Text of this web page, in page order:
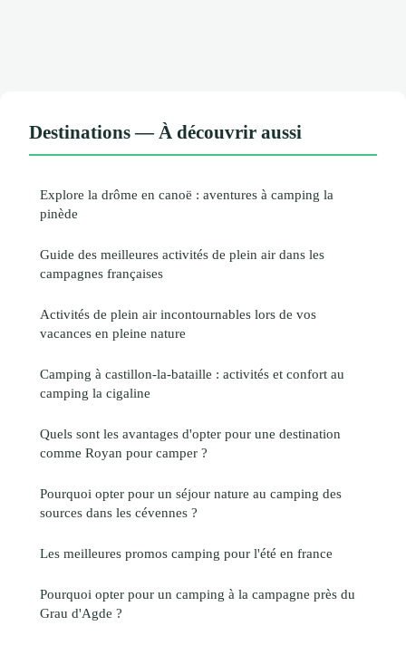
Destinations — À découvrir aussi
Explore la drôme en canoë : aventures à camping la
pinède
Guide des meilleures activités de plein air dans les
campagnes françaises
Activités de plein air incontournables lors de vos
vacances en pleine nature
Camping à castillon-la-bataille : activités et confort au
camping la cigaline
Quels sont les avantages d'opter pour une destination
comme Royan pour camper ?
Pourquoi opter pour un séjour nature au camping des
sources dans les cévennes ?
Les meilleures promos camping pour l'été en france
Pourquoi opter pour un camping à la campagne près du
Grau d'Agde ?